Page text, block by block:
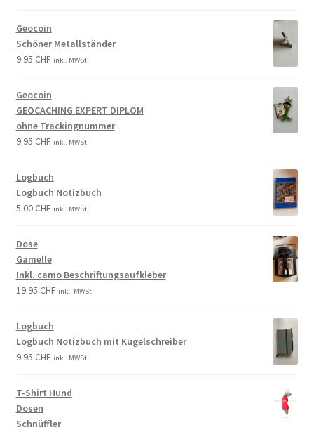
Geocoin
Schöner Metallständer
9.95 CHF inkl. MWSt.
Geocoin
GEOCACHING EXPERT DIPLOM
ohne Trackingnummer
9.95 CHF inkl. MWSt.
Logbuch
Logbuch Notizbuch
5.00CHF inkl. MWSt.
Dose
Gamelle
Inkl. camo Beschriftungsaufkleber
19.95 CHF inkl. MWSt.
Logbuch
Logbuch Notizbuch mit Kugelschreiber
9.95 CHF inkl. MWSt.
T-Shirt Hund
Dosen
Schnüffler